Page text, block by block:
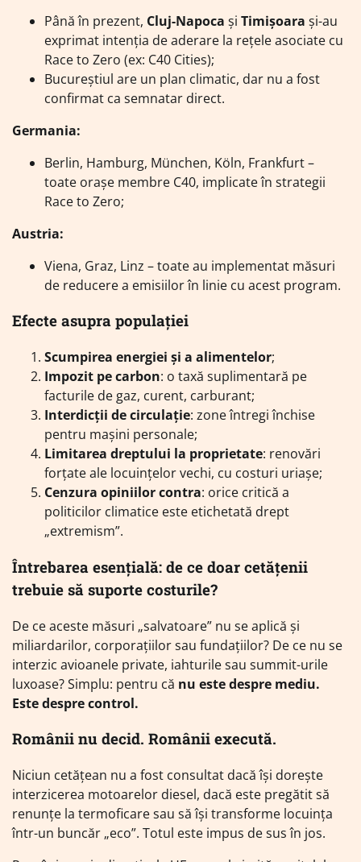
Până în prezent, Cluj-Napoca și Timișoara și-au
exprimat intenția de aderare la rețele asociate cu
Race to Zero (ex: C40 Cities);
Bucureștiul are un plan climatic, dar nu a fost
confirmat ca semnatar direct.
Germania:
Berlin, Hamburg, München, Köln, Frankfurt –
toate orașe membre C40, implicate în strategii
Race to Zero;
Austria:
Viena, Graz, Linz – toate au implementat măsuri
de reducere a emisiilor în linie cu acest program.
Efecte asupra populației
Scumpirea energiei și a alimentelor;
Impozit pe carbon: o taxă suplimentară pe
facturile de gaz, curent, carburant;
Interdicții de circulație: zone întregi închise
pentru mașini personale;
Limitarea dreptului la proprietate: renovări
forțate ale locuințelor vechi, cu costuri uriașe;
Cenzura opiniilor contra: orice critică a
politicilor climatice este etichetată drept
„extremism”.
Întrebarea esențială: de ce doar cetățenii
trebuie să suporte costurile?
De ce aceste măsuri „salvatoare” nu se aplică și
miliardarilor, corporațiilor sau fundațiilor? De ce nu se
interzic avioanele private, iahturile sau summit-urile
luxoase? Simplu: pentru că nu este despre mediu.
Este despre control.
Românii nu decid. Românii execută.
Niciun cetățean nu a fost consultat dacă își dorește
interzicerea motoarelor diesel, dacă este pregătit să
renunțe la termoficare sau să își transforme locuința
într-un buncăr „eco”. Totul este impus de sus în jos.